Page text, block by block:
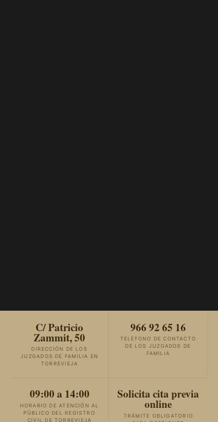
C/ Patricio
Zammit, 50
DIRECCIÓN DE LOS
JUZGADOS DE FAMILIA EN
TORREVIEJA
966 92 65 16
TELÉFONO DE CONTACTO
DE LOS JUZGADOS DE
FAMILIA
09:00 a 14:00
HORARIO DE ATENCIÓN AL
PÚBLICO DEL REGISTRO
CIVIL DE TORREVIEJA
Solicita cita previa
online
TRÁMITE OBLIGATORIO